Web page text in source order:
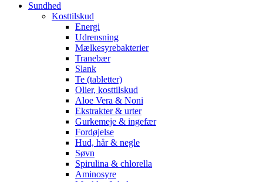
Sundhed
Kosttilskud
Energi
Udrensning
Mælkesyrebakterier
Tranebær
Slank
Te (tabletter)
Olier, kosttilskud
Aloe Vera & Noni
Ekstrakter & urter
Gurkemeje & ingefær
Fordøjelse
Hud, hår & negle
Søvn
Spirulina & chlorella
Aminosyre